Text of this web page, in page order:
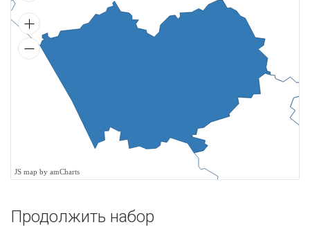
JS map by amCharts
Продолжить набор